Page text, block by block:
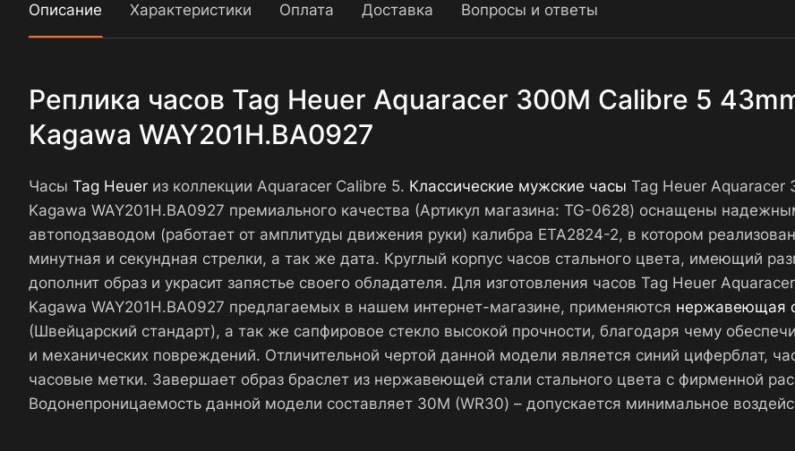
Описание Характеристики Оплата Доставка Вопросы и ответы
Реплика часов Tag Heuer Aquaracer 300M Calibre 5
Kagawa WAY201H.BA0927
Часы Tag Heuer из коллекции Aquaracer Calibre 5. Классические мужские часы Tag Heuer Aquaracer
Kagawa WAY201H.BA0927 премиального качества (Артикул магазина: TG-0628) оснащены
автоподзаводом (работает от амплитуды движения руки) калибра ETA2824-2, в котором
минутная и секундная стрелки, а так же дата. Круглый корпус часов стального цвета, имеющий
дополнит образ и украсит запястье своего обладателя. Для изготовления часов Tag Heuer
Kagawa WAY201H.BA0927 предлагаемых в нашем интернет-магазине, применяются нержавеющая
(Швейцарский стандарт), а так же сапфировое стекло высокой прочности, благодаря чему
и механических повреждений. Отличительной чертой данной модели является синий циферблат,
часовые метки. Завершает образ браслет из нержавеющей стали стального цвета с фирменной
Водонепроницаемость данной модели составляет 30М (WR30) – допускается минимальное